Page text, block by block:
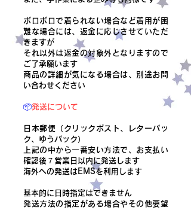
ボロボロで着られない場合など着用が困
難な場合には、返金に応じさせていただ
きますが
それ以外は返金の対象外となりますので
ご了承願います
商品の詳細が気になる場合は、別途お問
い合わせください
📦発送について
日本郵便（クリックポスト、レターパッ
ク、ゆうパック）
上記の中から一番安い方法で、お支払い
確認後７営業日以内に発送します
​海外への発送はEMSを利用します
基本的に日時指定はできません
発送方法の指定がある場合やその他要望